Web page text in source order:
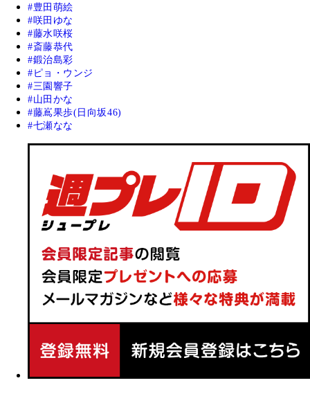
豊田萌絵
咲田ゆな
藤水咲桜
斎藤恭代
鍛治島彩
ピョ・ウンジ
三園響子
山田かな
藤嶌果歩(日向坂46)
七瀬なな